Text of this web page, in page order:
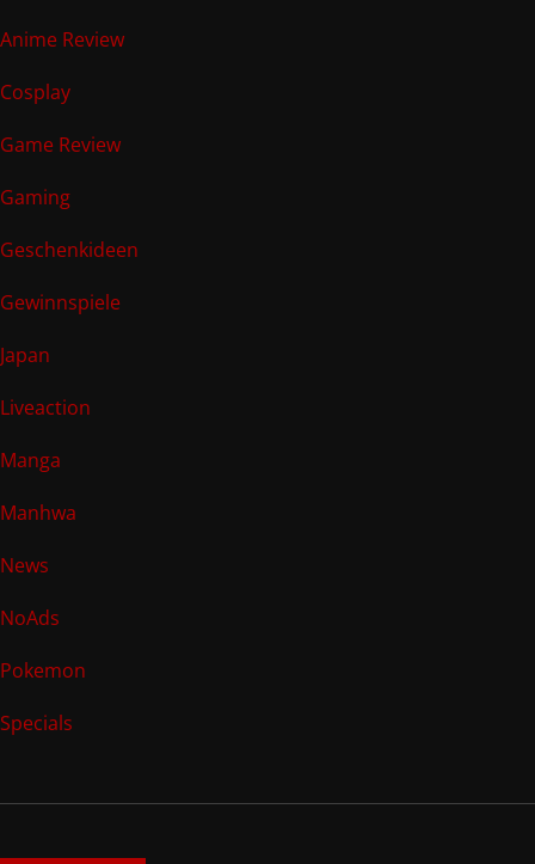
Anime Review
Cosplay
Game Review
Gaming
Geschenkideen
Gewinnspiele
Japan
Liveaction
Manga
Manhwa
News
NoAds
Pokemon
Specials